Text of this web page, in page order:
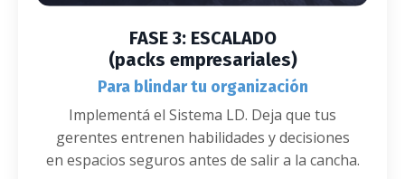
FASE 3: ESCALADO
(packs empresariales)
Para blindar tu organización
Implementá el Sistema LD. Deja que tus
gerentes entrenen habilidades y decisiones
en espacios seguros antes de salir a la cancha.